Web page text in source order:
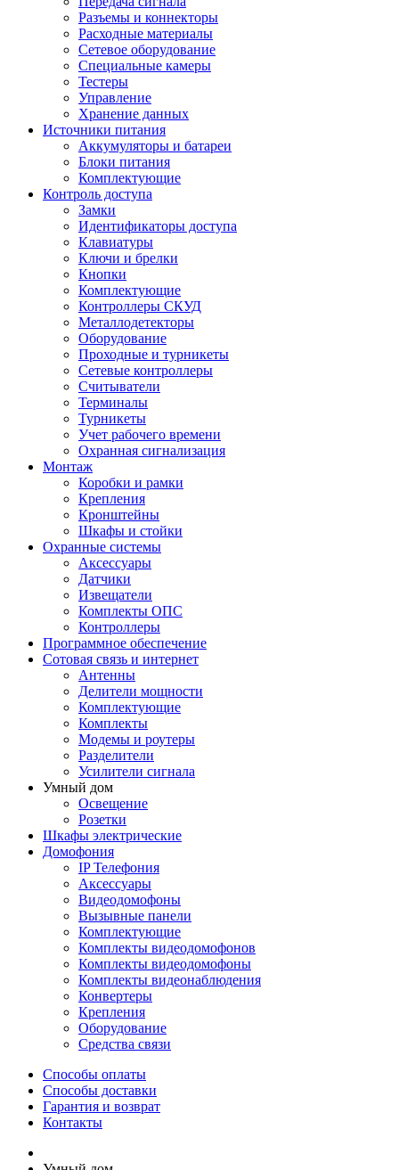
Разъемы и коннекторы
Расходные материалы
Сетевое оборудование
Специальные камеры
Тестеры
Управление
Хранение данных
Источники питания
Аккумуляторы и батареи
Блоки питания
Комплектующие
Контроль доступа
Замки
Идентификаторы доступа
Клавиатуры
Ключи и брелки
Кнопки
Комплектующие
Контроллеры СКУД
Металлодетекторы
Оборудование
Проходные и турникеты
Сетевые контроллеры
Считыватели
Терминалы
Турникеты
Учет рабочего времени
Охранная сигнализация
Монтаж
Коробки и рамки
Крепления
Кронштейны
Шкафы и стойки
Охранные системы
Аксессуары
Датчики
Извещатели
Комплекты ОПС
Контроллеры
Программное обеспечение
Сотовая связь и интернет
Антенны
Делители мощности
Комплектующие
Комплекты
Модемы и роутеры
Разделители
Усилители сигнала
Умный дом
Освещение
Розетки
Шкафы электрические
Домофония
IP Телефония
Аксессуары
Видеодомофоны
Вызывные панели
Комплектующие
Комплекты видеодомофонов
Комплекты видеодомофоны
Комплекты видеонаблюдения
Конвертеры
Крепления
Оборудование
Средства связи
Способы оплаты
Способы доставки
Гарантия и возврат
Контакты